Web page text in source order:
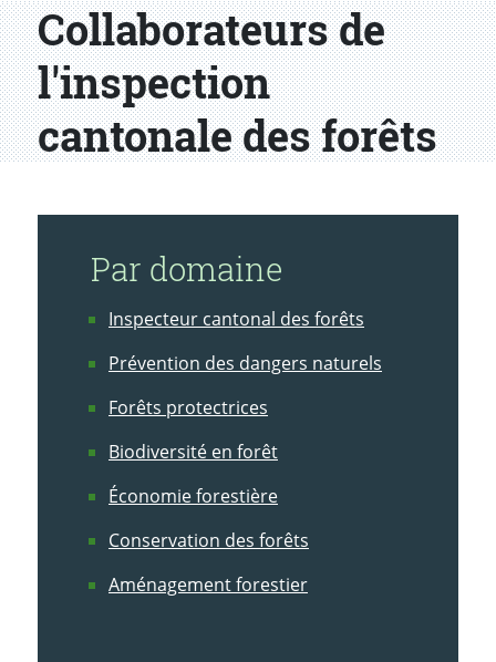
Collaborateurs de
l'inspection
cantonale des forêts
Par domaine
Inspecteur cantonal des forêts
Prévention des dangers naturels
Forêts protectrices
Biodiversité en forêt
Économie forestière
Conservation des forêts
Aménagement forestier